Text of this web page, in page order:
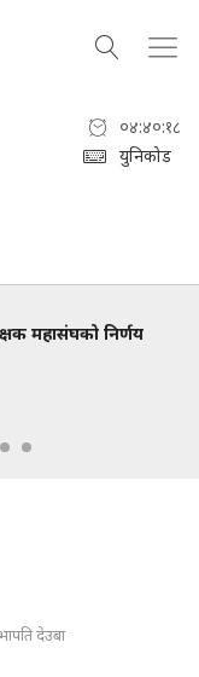
०४:४०:१९
युनिकोड
महासंघको निर्णय
देउबा